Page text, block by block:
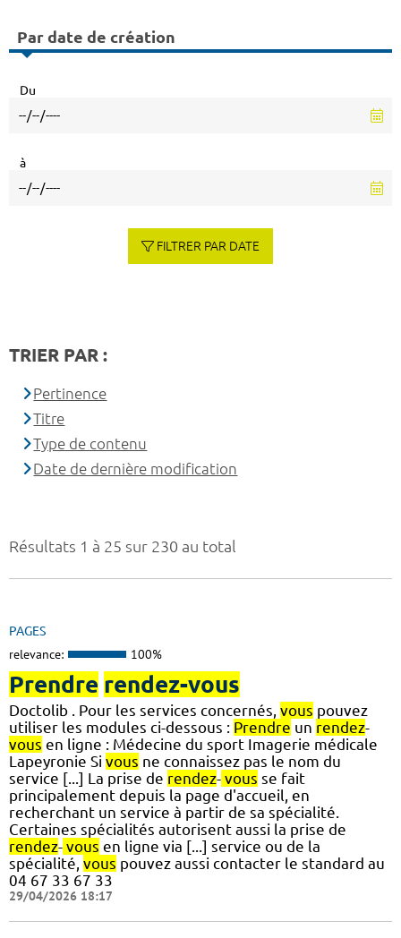
Résultats 1 à 25 sur 230 au total
PAGES
relevance: 100%
Prendre rendez-vous
Doctolib . Pour les services concernés, vous pouvez
utiliser les modules ci-dessous : Prendre un rendez-
vous en ligne : Médecine du sport Imagerie médicale
Lapeyronie Si vous ne connaissez pas le nom du
service [...] La prise de rendez- vous se fait
principalement depuis la page d'accueil, en
recherchant un service à partir de sa spécialité.
Certaines spécialités autorisent aussi la prise de
rendez- vous en ligne via [...] service ou de la
spécialité, vous pouvez aussi contacter le standard au
04 67 33 67 33
29/04/2026 18:17
Par date de création
Du
à
FILTRER PAR DATE
TRIER PAR :
Pertinence
Titre
Type de contenu
Date de dernière modification